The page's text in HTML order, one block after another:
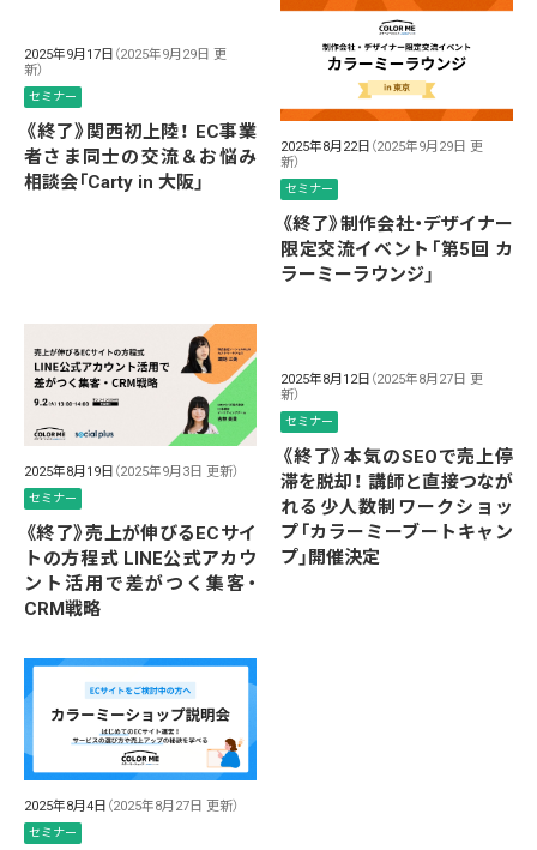
2025年9月17日 （2025年9月29日 更
新）
セミナー
《終了》関西初上陸！ EC事業
者さま同士の交流＆お悩み
相談会「Carty in 大阪」
2025年8月22日 （2025年9月29日 更
新）
セミナー
《終了》制作会社・デザイナー
限定交流イベント「第5回 カ
ラーミーラウンジ」
2025年8月19日 （2025年9月3日 更新）
セミナー
《終了》売上が伸びるECサイ
トの方程式 LINE公式アカウ
ント活用で差がつく集客・
CRM戦略
2025年8月12日 （2025年8月27日 更
新）
セミナー
《終了》本気のSEOで売上停
滞を脱却！ 講師と直接つなが
れる少人数制ワークショッ
プ「カラーミーブートキャン
プ」開催決定
2025年8月4日 （2025年8月27日 更新）
セミナー